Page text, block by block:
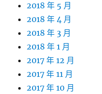
2018 年 5 月
2018 年 4 月
2018 年 3 月
2018 年 1 月
2017 年 12 月
2017 年 11 月
2017 年 10 月